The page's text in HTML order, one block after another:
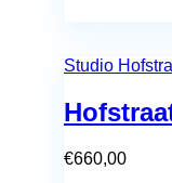
Studio
€660,00